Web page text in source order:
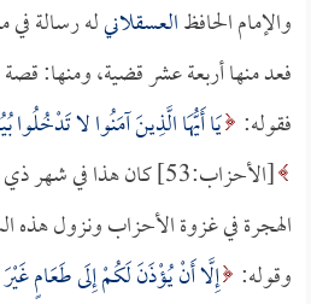
والإمام الحافظالعسقلانيله رسالة
فعد منها أربعة عشر قضية، ومنها:
فقوله: يَا أَيُّهَا الَّذِينَ آمَنُوا لا
[الأحزاب:53] كان هذا في
الهجرة في غزوة الأحزاب ونزول هذه
وقوله: إِلَّا أَنْ يُؤْذَنَ لَكُمْ إِلَى طَعَامٍ